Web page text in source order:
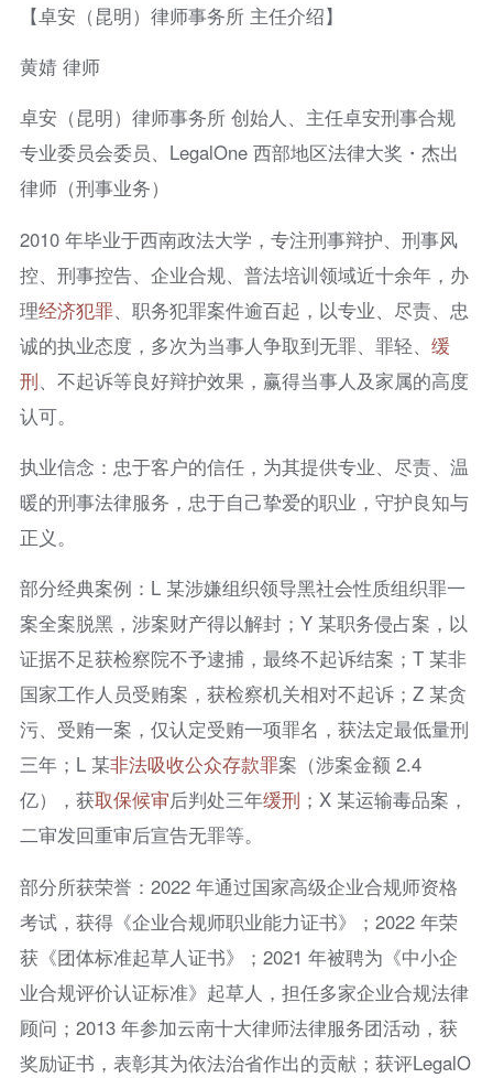
【卓安（昆明）律师事务所 主任介绍】
黄婧 律师
卓安（昆明）律师事务所 创始人、主任卓安刑事合规
专业委员会委员、LegalOne 西部地区法律大奖・杰出
律师（刑事业务）
2010 年毕业于西南政法大学，专注刑事辩护、刑事风
控、刑事控告、企业合规、普法培训领域近十余年，办
理经济犯罪、职务犯罪案件逾百起，以专业、尽责、忠
诚的执业态度，多次为当事人争取到无罪、罪轻、 缓
刑 、不起诉等良好辩护效果，赢得当事人及家属的高度
认可。
执业信念：忠于客户的信任，为其提供专业、尽责、温
暖的刑事法律服务，忠于自己挚爱的职业，守护良知与
正义。
部分经典案例：L 某涉嫌组织领导黑社会性质组织罪一
案全案脱黑，涉案财产得以解封；Y 某职务侵占案，以
证据不足获检察院不予逮捕，最终不起诉结案；T 某非
国家工作人员受贿案，获检察机关相对不起诉；Z 某贪
污、受贿一案，仅认定受贿一项罪名，获法定最低量刑
三年；L 某非法吸收公众存款罪案（涉案金额 2.4
亿），获取保候审后判处三年缓刑 ；X 某运输毒品案，
二审发回重审后宣告无罪等。
部分所获荣誉：2022 年通过国家高级企业合规师资格
考试，获得《企业合规师职业能力证书》；2022 年荣
获《团体标准起草人证书》；2021 年被聘为《中小企
业合规评价认证标准》起草人，担任多家企业合规法律
顾问；2013 年参加云南十大律师法律服务团活动，获
奖励证书，表彰其为依法治省作出的贡献；获评LegalO